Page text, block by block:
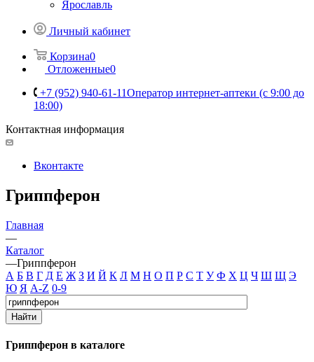
Ярославль
Личный кабинет
Корзина0
Отложенные0
+7 (952) 940-61-11Оператор интернет-аптеки (с 9:00 до
18:00)
Контактная информация
Вконтакте
Гриппферон
Главная
—
Каталог
—Гриппферон
А Б В Г Д Е Ж З И Й К Л М Н О П Р С Т У Ф Х Ц Ч Ш Щ Э
Ю Я A-Z 0-9
Найти
Гриппферон в каталоге